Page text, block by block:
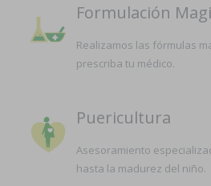
Formulación
Realizamos las fórmulas
prescriba tu médico.
Puericultura
Asesoramiento
hasta la madurez del niño.